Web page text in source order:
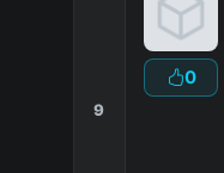
9
0